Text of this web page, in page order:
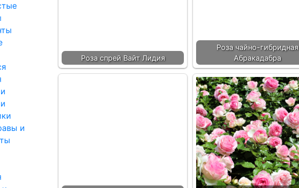
и
Роза спрей Вайт Лидия
Роза чайно-гибридная
Абракадабра